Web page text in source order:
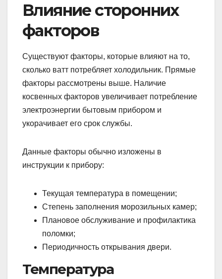
Влияние сторонних
факторов
Существуют факторы, которые влияют на то,
сколько ватт потребляет холодильник. Прямые
факторы рассмотрены выше. Наличие
косвенных факторов увеличивает потребление
электроэнергии бытовым прибором и
укорачивает его срок службы.
Данные факторы обычно изложены в
инструкции к прибору:
Текущая температура в помещении;
Степень заполнения морозильных камер;
Плановое обслуживание и профилактика
поломки;
Периодичность открывания двери.
Температура